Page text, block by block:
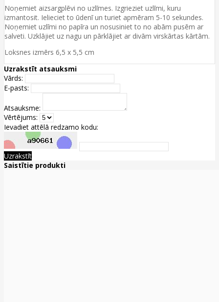
Noņemiet aizsargplēvi no uzlīmes. Izgrieziet uzlīmi, kuru
izmantosit. Ielieciet to ūdenī un turiet apmēram 5-10 sekundes.
Noņemiet uzlīmi no papīra un nosusiniet to no abām pusēm ar
salveti. Uzklājiet uz nagu un pārklājiet ar divām virskārtas kārtām.
Loksnes izmērs 6,5 x 5,5 cm
Uzrakstīt atsauksmi
Vārds:
E-pasts:
Atsauksme:
Vērtējums:
Ievadiet attēlā redzamo kodu:
Uzrakstīt
Saistītie produkti